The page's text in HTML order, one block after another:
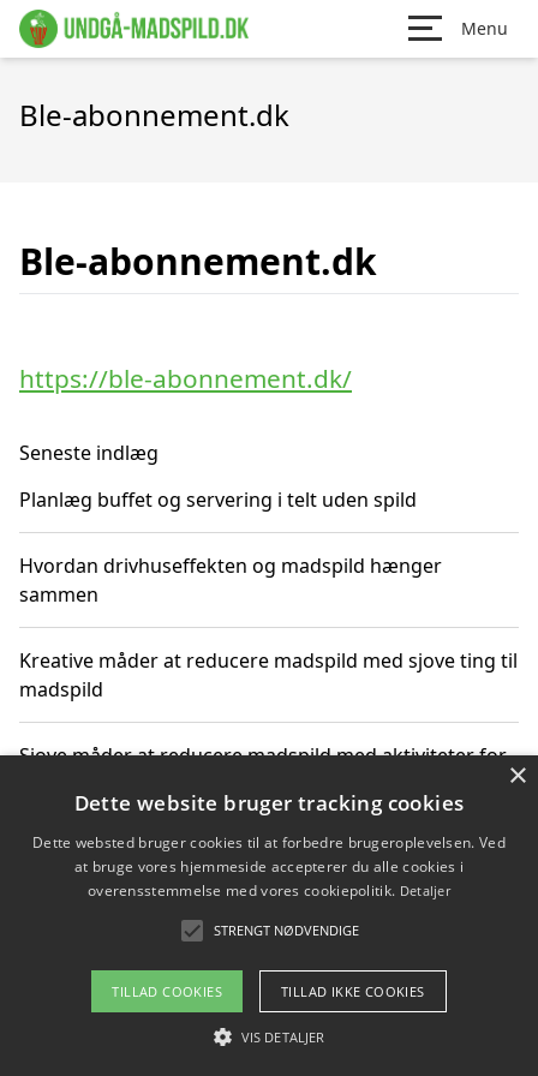
Menu
Ble-abonnement.dk
Ble-abonnement.dk
https://ble-abonnement.dk/
Seneste indlæg
Planlæg buffet og servering i telt uden spild
Hvordan drivhuseffekten og madspild hænger
sammen
Kreative måder at reducere madspild med sjove ting til
madspild
Sjove måder at reducere madspild med aktiviteter for
Hvor finder jeg nemme måltidskasser i Vejle
Om / kontakt
Blog Betingelser
×
Dette website bruger tracking cookies
Dette websted bruger cookies til at forbedre brugeroplevelsen. Ved
at bruge vores hjemmeside accepterer du alle cookies i
overensstemmelse med vores cookiepolitik. Detaljer
STRENGT NØDVENDIGE
TILLAD COOKIES TILLAD IKKE COOKIES
VIS DETALJER